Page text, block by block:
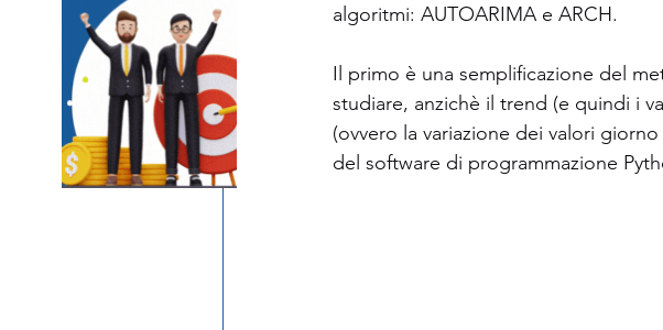
algoritmi: AUTOARIMA e ARCH.
Il primo è una semplificazione del
studiare, anzichè il trend (e quindi i
(ovvero la variazione dei valori
del software di programmazione